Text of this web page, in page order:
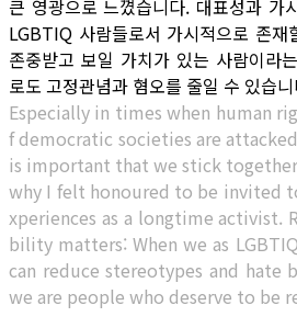
큰 영광으로 느꼈습니다. 대표성과 가
LGBTIQ 사람들로서 가시적으로 존
존중받고 보일 가치가 있는 사람이라
로도 고정관념과 혐오를 줄일 수 있습
Especially in times when human
f democratic societies are
is important that we stick
why I felt honoured to be invited
xperiences as a longtime activist.
bility matters: When we as
can reduce stereotypes and hate
we are people who deserve to be